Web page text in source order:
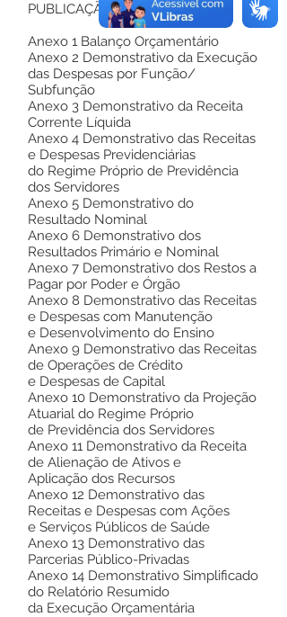
PUBLICAÇÃO
Anexo 1 Balanço Orçamentário
Anexo 2 Demonstrativo da Execução
das Despesas por Função/
Subfunção
Anexo 3 Demonstrativo da Receita
Corrente Líquida
Anexo 4 Demonstrativo das Receitas
e Despesas Previdenciárias
do Regime Próprio de Previdência
dos Servidores
Anexo 5 Demonstrativo do
Resultado Nominal
Anexo 6 Demonstrativo dos
Resultados Primário e Nominal
Anexo 7 Demonstrativo dos Restos a
Pagar por Poder e Órgão
Anexo 8 Demonstrativo das Receitas
e Despesas com Manutenção
e Desenvolvimento do Ensino
Anexo 9 Demonstrativo das Receitas
de Operações de Crédito
e Despesas de Capital
Anexo 10 Demonstrativo da Projeção
Atuarial do Regime Próprio
de Previdência dos Servidores
Anexo 11 Demonstrativo da Receita
de Alienação de Ativos e
Aplicação dos Recursos
Anexo 12 Demonstrativo das
Receitas e Despesas com Ações
e Serviços Públicos de Saúde
Anexo 13 Demonstrativo das
Parcerias Público-Privadas
Anexo 14 Demonstrativo Simplificado
do Relatório Resumido
da Execução Orçamentária